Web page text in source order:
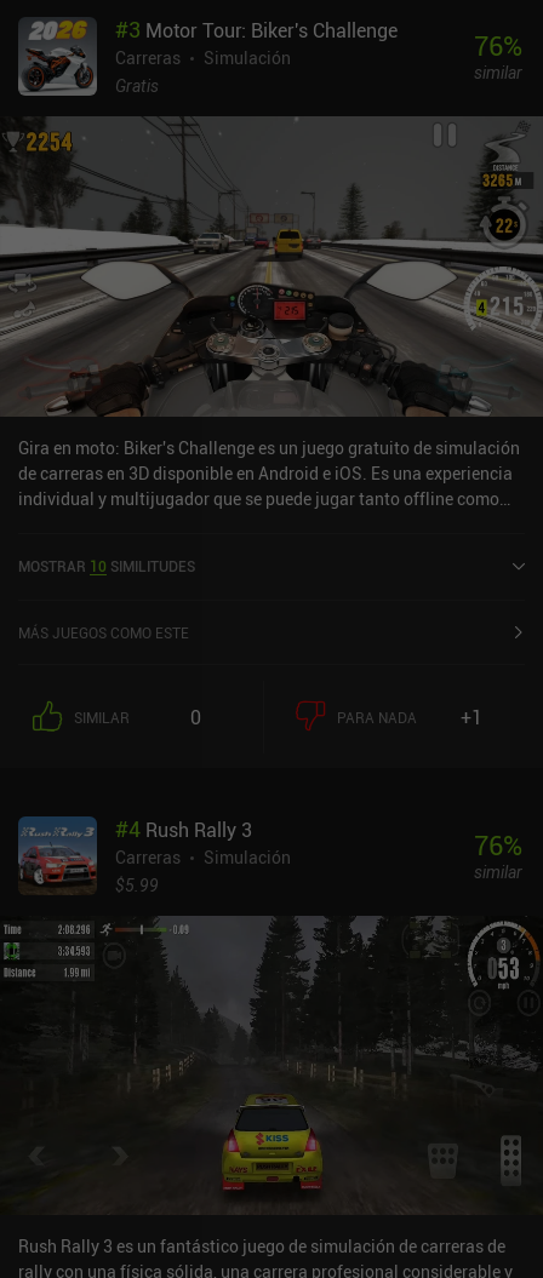
#3 Motor Tour: Biker's Challenge
Carreras
Simulación
Gratis
76%
similar
Gira en moto: Biker's Challenge es un juego gratuito de simulación
de carreras en 3D disponible en Android e iOS. Es una experiencia
individual y multijugador que se puede jugar tanto offline como
Google Play y de 3,7 sobre 5,0 en la App Store de iOS.
MOSTRAR 10 SIMILITUDES
MÁS JUEGOS COMO ESTE
SIMILAR 0 PARA NADA +1
#4 Rush Rally 3
Carreras
Simulación
$5.99
76%
similar
Rush Rally 3 es un fantástico juego de simulación de carreras de
rally con una física sólida, una carrera profesional considerable y